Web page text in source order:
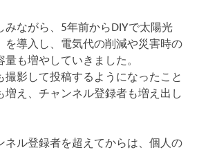
みながら、5年前からDIYで太陽光
を導入し、電気代の削減や災害時の
も増やしていきました。
撮影して投稿するようになったこと
増え、チャンネル登録者も増え出し
ネル登録者を超えてからは、個人の